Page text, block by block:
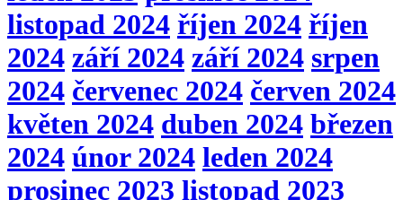
listopad 2024 říjen 2024 říjen
2024 září 2024 září 2024 srpen
2024 červenec 2024 červen 2024
květen 2024 duben 2024 březen
2024 únor 2024 leden 2024
prosinec 2023 listopad 2023